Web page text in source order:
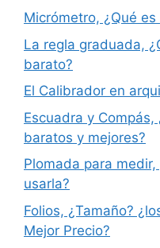
Micrómetro, ¿Qué
La regla graduada,
barato?
El Calibrador en
Escuadra y
baratos y mejores?
Plomada para
usarla?
Folios, ¿Tamaño?
Mejor Precio?